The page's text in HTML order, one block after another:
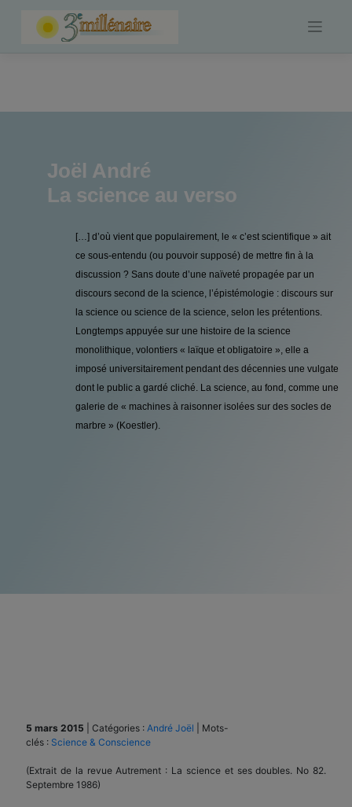
Joël André
La science au verso
[…] d’où vient que popu­lairement, le « c’est scientifique » ait
ce sous-entendu (ou pouvoir supposé) de mettre fin à la
discussion ? Sans doute d’une naïveté propagée par un
discours second de la science, l’épistémologie : dis­cours sur
la science ou science de la science, selon les prétentions.
Longtemps appuyée sur une histoire de la science
monolithique, volontiers « laïque et obligatoire », elle a
imposé universitairement pendant des décennies une vulgate
dont le public a gardé cliché. La science, au fond, comme une
galerie de « machines à raisonner iso­lées sur des socles de
marbre » (Koestler).
5 mars 2015 Catégories : André Joël
Mots-
clés : Science & Conscience
(Extrait de la revue Autrement : La science et ses doubles. No 82.
Septembre 1986)